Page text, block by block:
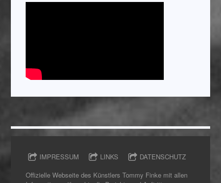
IMPRESSUM LINKS
DATENSCHUTZ
Offizielle Webseite des Künstlers Tommy Finke mit allen